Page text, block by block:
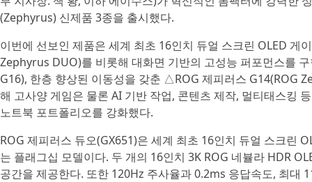
(Zephyrus) 신제품 3종을 출시했다.
이번에 선보인 제품은 세계 최초 16인치 듀얼 스크린 OLED 게
Zephyrus DUO)를 비롯해 대화면 기반의 고성능 퍼포먼스를
G16), 한층 향상된 이동성을 갖춘 △ROG 제피러스 G14(ROG
해 고사양 게임은 물론 AI 기반 작업, 콘텐츠 제작, 멀티태스킹
노트북 포트폴리오를 강화했다.
ROG 제피러스 듀오(GX651)은 세계 최초 16인치 듀얼 스크린
는 플래그십 모델이다. 두 개의 16인치 3K ROG 네뷸라 HDR
공간을 제공한다. 또한 120Hz 주사율과 0.2ms 응답속도, 최대